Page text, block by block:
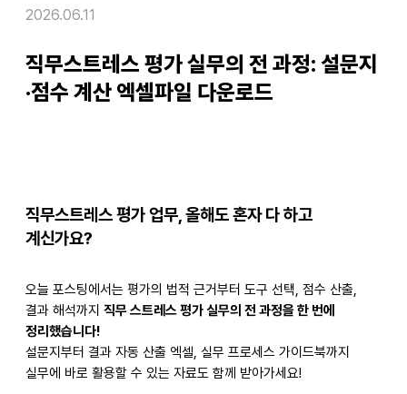
2026.06.11
직무스트레스 평가 실무의 전 과정: 설문지
·점수 계산 엑셀파일 다운로드
직무스트레스 평가 업무, 올해도 혼자 다 하고
계신가요?
오늘 포스팅에서는 평가의 법적 근거부터 도구 선택, 점수 산출,
결과 해석까지 직무 스트레스 평가 실무의 전 과정을 한 번에
정리했습니다!
설문지부터 결과 자동 산출 엑셀, 실무 프로세스 가이드북까지
실무에 바로 활용할 수 있는 자료도 함께 받아가세요!